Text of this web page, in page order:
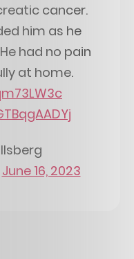
cancer.
him as he
had no pain
at home.
June 16, 2023